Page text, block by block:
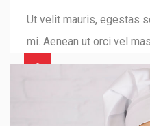
Ut velit mauris, egestas
mi. Aenean ut orci vel